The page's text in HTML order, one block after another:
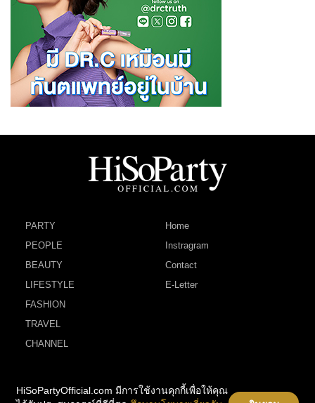
PARTY
PEOPLE
BEAUTY
LIFESTYLE
FASHION
TRAVEL
CHANNEL
Home
Instragram
Contact
E-Letter
HiSoPartyOfficial.com มีการใช้งานคุกกี้เพื่อให้คุณ